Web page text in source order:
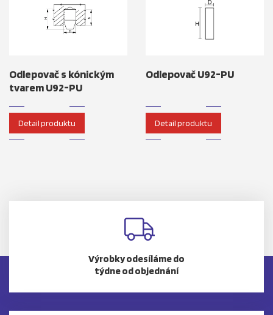
Odlepovač s kónickým
tvarem U92-PU
Detail produktu
Odlepovač U92-PU
Detail produktu
Výrobky odesíláme do
týdne od objednání